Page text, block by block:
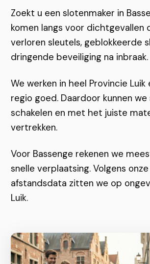
Zoekt u een slotenmaker in
komen langs voor dichtgevallen
verloren sleutels, geblokkeerde
dringende beveiliging na inbraak.
We werken in heel Provincie Luik
regio goed. Daardoor kunnen we
schakelen en met het juiste
vertrekken.
Voor Bassenge rekenen we
snelle verplaatsing. Volgens
afstandsdata zitten we op
Luik.